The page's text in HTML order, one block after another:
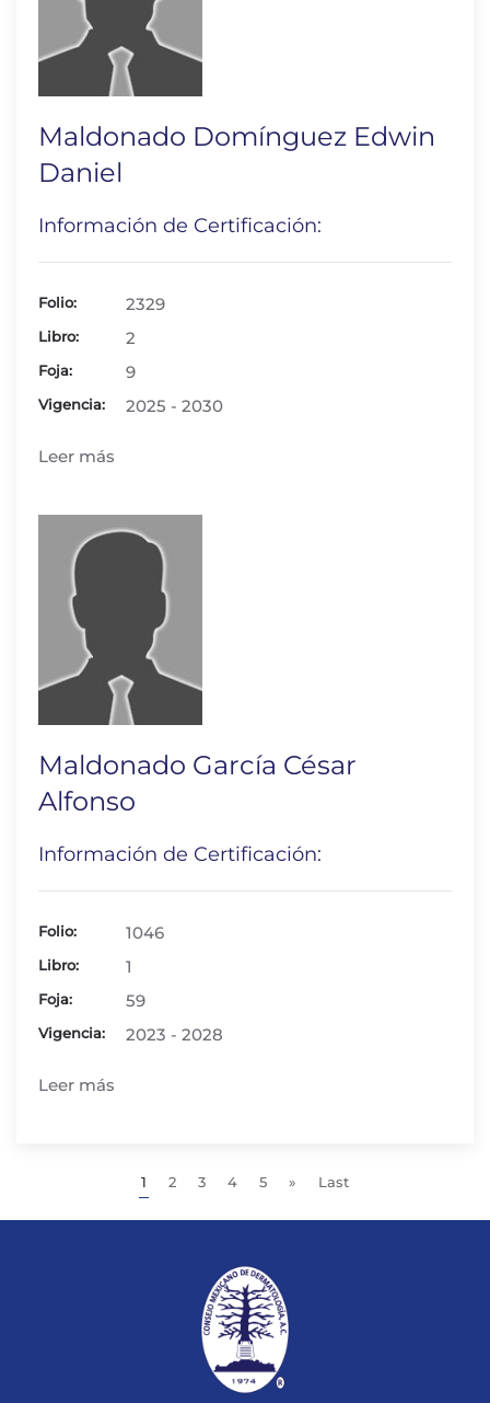
Maldonado Domínguez Edwin
Daniel
Información de Certificación:
Folio: 2329
Libro: 2
Foja: 9
Vigencia: 2025 - 2030
Leer más
Maldonado García César
Alfonso
Información de Certificación:
Folio: 1046
Libro: 1
Foja: 59
Vigencia: 2023 - 2028
Leer más
1 2 3 4 5 » Last